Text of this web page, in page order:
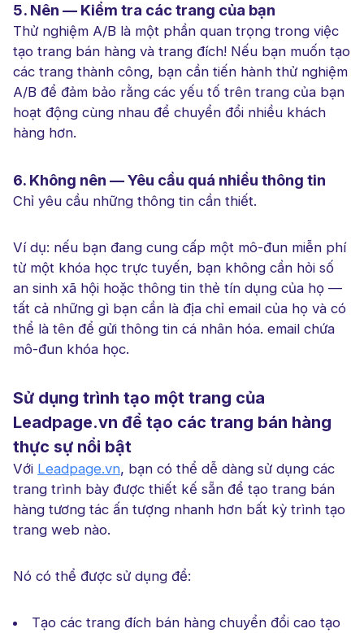
5. Nên — Kiểm tra các trang của bạn
Thử nghiệm A/B là một phần quan trọng trong việc
tạo trang bán hàng và trang đích! Nếu bạn muốn tạo
các trang thành công, bạn cần tiến hành thử nghiệm
A/B để đảm bảo rằng các yếu tố trên trang của bạn
hoạt động cùng nhau để chuyển đổi nhiều khách
hàng hơn.
6. Không nên — Yêu cầu quá nhiều thông tin
Chỉ yêu cầu những thông tin cần thiết.
Ví dụ: nếu bạn đang cung cấp một mô-đun miễn phí
từ một khóa học trực tuyến, bạn không cần hỏi số
an sinh xã hội hoặc thông tin thẻ tín dụng của họ —
tất cả những gì bạn cần là địa chỉ email của họ và có
thể là tên để gửi thông tin cá nhân hóa. email chứa
mô-đun khóa học.
Sử dụng trình tạo một trang của
Leadpage.vn để tạo các trang bán hàng
thực sự nổi bật
Với Leadpage.vn, bạn có thể dễ dàng sử dụng các
trang trình bày được thiết kế sẵn để tạo trang bán
hàng tương tác ấn tượng nhanh hơn bất kỳ trình tạo
trang web nào.
Nó có thể được sử dụng để:
Tạo các trang đích bán hàng chuyển đổi cao tạo